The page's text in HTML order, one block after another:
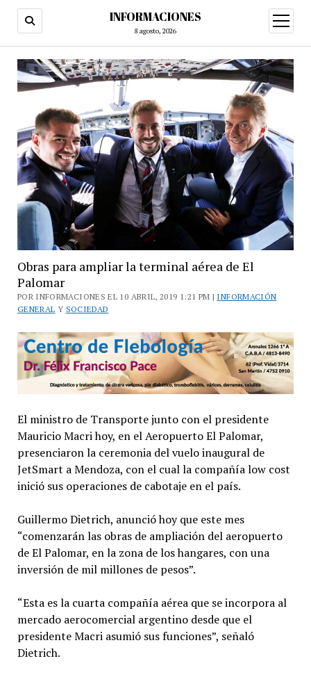
INFORMACIONES
8 agosto, 2026
abrir
menú
Obras para ampliar la terminal aérea de El
Palomar
POR INFORMACIONES EL 10 ABRIL, 2019 1:21 PM | INFORMACIÓN
GENERAL Y SOCIEDAD
El ministro de Transporte junto con el presidente
Mauricio Macri hoy, en el Aeropuerto El Palomar,
presenciaron la ceremonia del vuelo inaugural de
JetSmart a Mendoza, con el cual la compañía low cost
inició sus operaciones de cabotaje en el país.
Guillermo Dietrich, anunció hoy que este mes
“comenzarán las obras de ampliación del aeropuerto
de El Palomar, en la zona de los hangares, con una
inversión de mil millones de pesos”.
“Esta es la cuarta compañía aérea que se incorpora al
mercado aerocomercial argentino desde que el
presidente Macri asumió sus funciones”, señaló
Dietrich.